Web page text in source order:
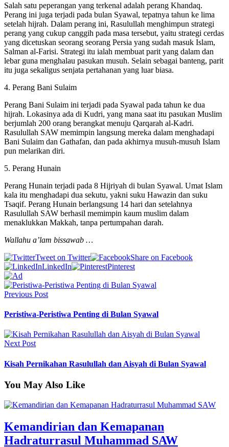
Salah satu peperangan yang terkenal adalah perang Khandaq.
Perang ini juga terjadi pada bulan Syawal, tepatnya tahun ke lima
setelah hijrah. Dalam perang ini, Rasulullah menghimpun strategi
perang yang cukup canggih pada masa tersebut, yaitu strategi cerdas
yang dicetuskan seorang seorang Persia yang sudah masuk Islam,
Salman al-Farisi. Strategi itu ialah membuat parit yang dalam dan
lebar guna menghalau pasukan musuh. Selain sebagai banteng, parit
itu juga sekaligus senjata pertahanan yang luar biasa.
4. Perang Bani Sulaim
Perang Bani Sulaim ini terjadi pada Syawal pada tahun ke dua
hijrah. Lokasinya ada di Kudri, yang mana saat itu pasukan Muslim
berjumlah 200 orang berangkat menuju Qarqarah al-Kadri.
Rasulullah SAW memimpin langsung mereka dalam menghadapi
Bani Sulaim dan Gathafan, dan pada akhirnya musuh-musuh Islam
pun melarikan diri.
5. Perang Hunain
Perang Hunain terjadi pada 8 Hijriyah di bulan Syawal. Umat Islam
kala itu menghadapi dua sekutu, yakni suku Hawazin dan suku
Tsaqif. Perang Hunain berlangsung 14 hari dan setelahnya
Rasulullah SAW berhasil memimpin kaum muslim dalam
menaklukkan Makkah, tanpa pertumpahan darah.
Wallahu a’lam bissawab …
Tweet on Twitter
Share on Facebook
LinkedIn
Pinterest
Previous Post
Peristiwa-Peristiwa Penting di Bulan Syawal
Next Post
Kisah Pernikahan Rasulullah dan Aisyah di Bulan Syawal
You May Also Like
Kemandirian dan Kemapanan
Hadraturrasul Muhammad SAW